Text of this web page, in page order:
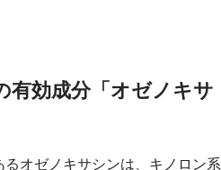
有効成分「オゼノキサ
オゼノキサシンは、キノロン系